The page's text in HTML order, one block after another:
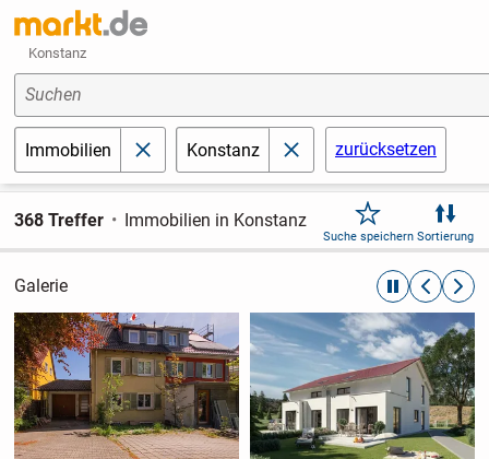
Konstanz
Suchen
Immobilien schließenKonstanz schließenzurücksetzen
368 Treffer Immobilien in Konstanz
Suche speichern Sortierung
Galerie automatische